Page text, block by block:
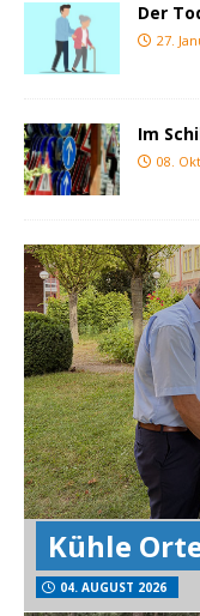
Der
27.
Im
08.
Kühle
04. AUGUST 2026